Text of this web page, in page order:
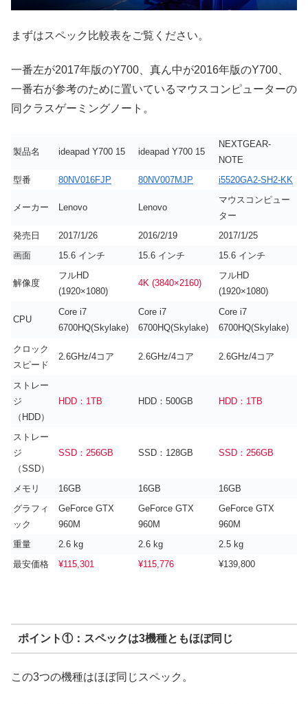
まずはスペック比較表をご覧ください。
一番左が2017年版のY700、真ん中が2016年版のY700、
一番右が参考のために置いているマウスコンピューターの
同クラスゲーミングノート。
製品名 ideapad Y700 15 ideapad Y700 15
NEXTGEAR-
NOTE
型番
80NV016FJP 80NV007MJP i5520GA2-SH2-KK
メーカー Lenovo Lenovo
マウスコンピュー
ター
発売日
2017/1/26 2016/2/19
2017/1/25
画面
15.6 インチ 15.6 インチ 15.6 インチ
解像度
フルHD
(1920×1080)
4K (3840×2160)
フルHD
(1920×1080)
CPU
Core i7
6700HQ(Skylake)
Core i7
6700HQ(Skylake)
Core i7
6700HQ(Skylake)
クロック
スピード
2.6GHz/4コア 2.6GHz/4コア 2.6GHz/4コア
ストレー
ジ
（HDD）
HDD：1TB HDD：500GB HDD：1TB
ストレー
ジ
（SSD）
SSD：256GB SSD：128GB SSD：256GB
メモリ 16GB 16GB
16GB
グラフィ
ック
GeForce GTX
960M
GeForce GTX
960M
GeForce GTX
960M
重量
2.6 kg 2.6 kg
2.5 kg
最安価格
¥115,301 ¥115,776 ¥139,800
ポイント①：スペックは3機種ともほぼ同じ
この3つの機種はほぼ同じスペック。